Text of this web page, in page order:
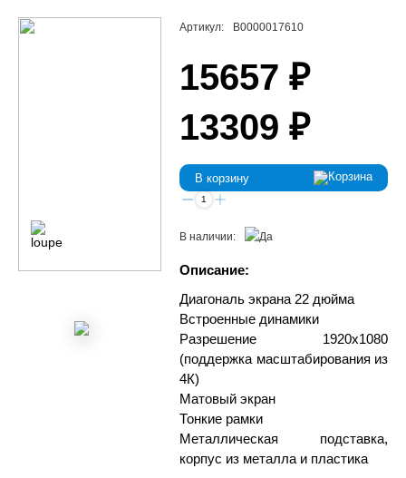
Артикул: В0000017610
15657 ₽
13309 ₽
В корзину
В наличии:
Описание:
Диагональ экрана 22 дюйма
Встроенные динамики
Разрешение 1920x1080
(поддержка масштабирования из
4К)
Матовый экран
Тонкие рамки
Металлическая подставка,
корпус из металла и пластика